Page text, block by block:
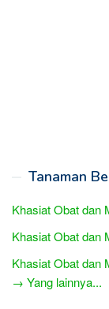
Tanaman
Khasiat Obat dan
Khasiat Obat dan
Khasiat Obat dan
→ Yang lainnya...